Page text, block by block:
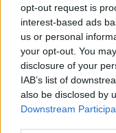
opt-out request is
interest-based ads
us or personal
your opt-out. You
disclosure of your
IAB’s list of
also be disclosed by
Downstream
Varannan
så vänder
DEBATT. Drygt
bra […]